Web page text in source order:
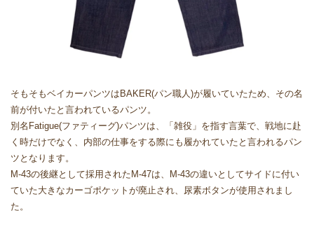
そもそもベイカーパンツはBAKER(パン職人)が履いていたため、その名
前が付いたと言われているパンツ。
別名Fatigue(ファティーグ)パンツは、「雑役」を指す言葉で、戦地に赴
く時だけでなく、内部の仕事をする際にも履かれていたと言われるパン
ツとなります。
M-43の後継として採用されたM-47は、M-43の違いとしてサイドに付い
ていた大きなカーゴポケットが廃止され、尿素ボタンが使用されまし
た。